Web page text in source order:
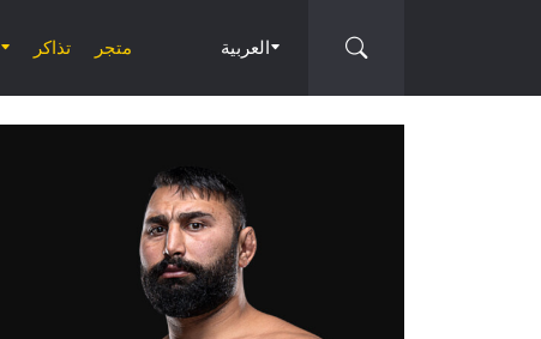
تذاكر متجر العربية